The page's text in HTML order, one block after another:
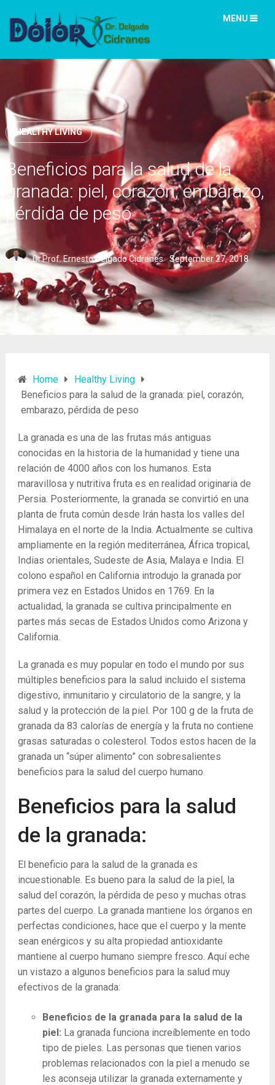
MENU
HEALTHY LIVING
Beneficios para la salud de la
granada: piel, corazón, embarazo,
pérdida de peso
Dr.Prof. Ernesto Delgado Cidranes September 27, 2018
Home
Healthy Living
Beneficios para la salud de la granada: piel, corazón,
embarazo, pérdida de peso
La granada es una de las frutas más antiguas
conocidas en la historia de la humanidad y tiene una
relación de 4000 años con los humanos. Esta
maravillosa y nutritiva fruta es en realidad originaria de
Persia. Posteriormente, la granada se convirtió en una
planta de fruta común desde Irán hasta los valles del
Himalaya en el norte de la India. Actualmente se cultiva
ampliamente en la región mediterránea, África tropical,
Indias orientales, Sudeste de Asia, Malaya e India. El
colono español en California introdujo la granada por
primera vez en Estados Unidos en 1769. En la
actualidad, la granada se cultiva principalmente en
partes más secas de Estados Unidos como Arizona y
California.
La granada es muy popular en todo el mundo por sus
múltiples beneficios para la salud incluido el sistema
digestivo, inmunitario y circulatorio de la sangre, y la
salud y la protección de la piel. Por 100 g de la fruta de
granada da 83 calorías de energía y la fruta no contiene
grasas saturadas o colesterol. Todos estos hacen de la
granada un “súper alimento” con sobresalientes
beneficios para la salud del cuerpo humano.
Beneficios para la salud
de la granada:
El beneficio para la salud de la granada es
incuestionable. Es bueno para la salud de la piel, la
salud del corazón, la pérdida de peso y muchas otras
partes del cuerpo. La granada mantiene los órganos en
perfectas condiciones, hace que el cuerpo y la mente
sean enérgicos y su alta propiedad antioxidante
mantiene al cuerpo humano siempre fresco. Aquí eche
un vistazo a algunos beneficios para la salud muy
efectivos de la granada:
Beneficios de la granada para la salud de la
piel: La granada funciona increíblemente en todo
tipo de pieles. Las personas que tienen varios
problemas relacionados con la piel a menudo se
les aconseja utilizar la granada externamente y